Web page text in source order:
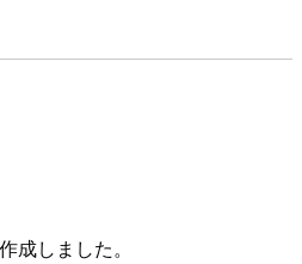
しました。